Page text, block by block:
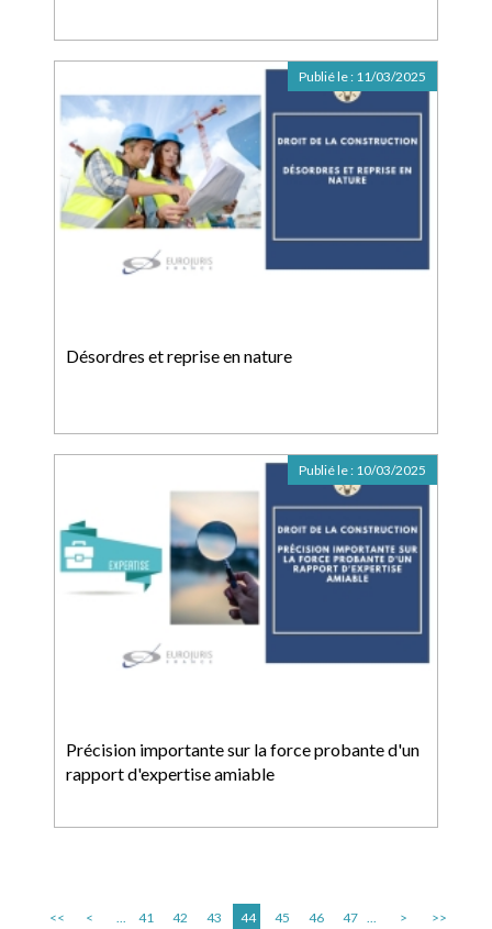
Désordres et reprise en nature
Publié le : 11/03/2025
Précision importante sur la force probante d'un
rapport d'expertise amiable
Publié le : 10/03/2025
<< < ... 41 42 43 44 45 46 47 ... > >>